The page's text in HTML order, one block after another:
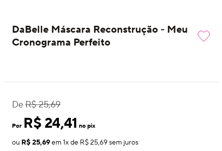
DaBelle Máscara Reconstrução - Meu
Cronograma Perfeito
De R$ 25,69
Por R$ 24,41 no pix
ou R$ 25,69em 1x de R$ 25,69sem juros